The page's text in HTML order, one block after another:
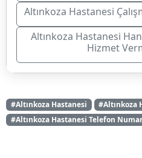
Altınkoza Hastanesi
Altınkoza Hastanesi
Hizmet
#Altınkoza Hastanesi
#Altınkoza
#Altınkoza Hastanesi Telefon